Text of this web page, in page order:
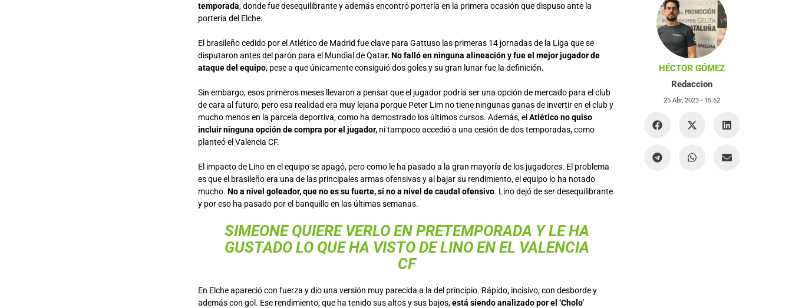
temporada, donde fue desequilibrante y además encontró portería en la primera ocasión que dispuso ante la
portería del Elche.
El brasileño cedido por el Atlético de Madrid fue clave para Gattuso las primeras 14 jornadas de la Liga que se
disputaron antes del parón para el Mundial de Qatar. No falló en ninguna alineación y fue el mejor jugador de
ataque del equipo, pese a que únicamente consiguió dos goles y su gran lunar fue la definición.
Sin embargo, esos primeros meses llevaron a pensar que el jugador podría ser una opción de mercado para el club
de cara al futuro, pero esa realidad era muy lejana porque Peter Lim no tiene ningunas ganas de invertir en el club y
mucho menos en la parcela deportiva, como ha demostrado los últimos cursos. Además, el Atlético no quiso
incluir ninguna opción de compra por el jugador, ni tampoco accedió a una cesión de dos temporadas, como
planteó el Valencia CF.
El impacto de Lino en el equipo se apagó, pero como le ha pasado a la gran mayoría de los jugadores. El problema
es que el brasileño era una de las principales armas ofensivas y al bajar su rendimiento, el equipo lo ha notado
mucho. No a nivel goleador, que no es su fuerte, si no a nivel de caudal ofensivo. Lino dejó de ser desequilibrante
y por eso ha pasado por el banquillo en las últimas semanas.
SIMEONE QUIERE VERLO EN PRETEMPORADA Y LE HA
GUSTADO LO QUE HA VISTO DE LINO EN EL VALENCIA
CF
En Elche apareció con fuerza y dio una versión muy parecida a la del principio. Rápido, incisivo, con desborde y
además con gol. Ese rendimiento, que ha tenido sus altos y sus bajos,está siendo analizado por el ‘Cholo’
HÉCTOR GÓMEZ
Redaccion
25 Abr, 2023 - 15:52